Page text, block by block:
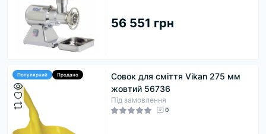
56 551 грн
Популярний Продано
Совок для сміття Vikan 275 мм
жовтий 56736
Під замовлення
0